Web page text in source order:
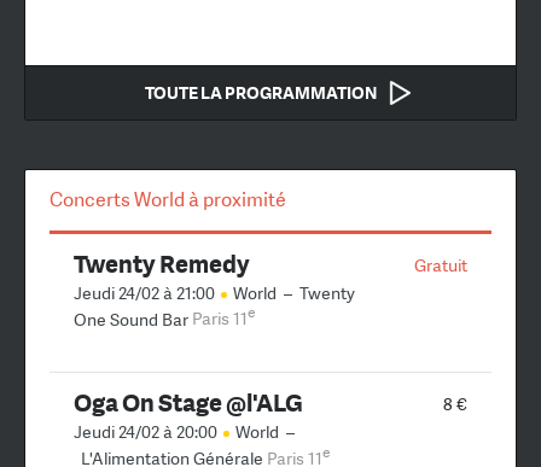
TOUTE LA PROGRAMMATION
Concerts World à proximité
Gratuit
Twenty Remedy
Jeudi 24/02 à 21:00 World – Twenty
One Sound Bar Paris 11e
8 €
Oga On Stage @l'ALG
Jeudi 24/02 à 20:00 World –
L'Alimentation Générale Paris 11e